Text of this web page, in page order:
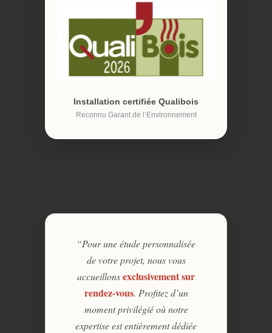
Installation certifiée Qualibois
Reconnu Garant de l’Environnement
“Pour une étude personnalisée
de votre projet, nous vous
accueillonsexclusivement sur
rendez-vous. Profitez d’un
moment privilégié où notre
expertise est entièrement dédiée